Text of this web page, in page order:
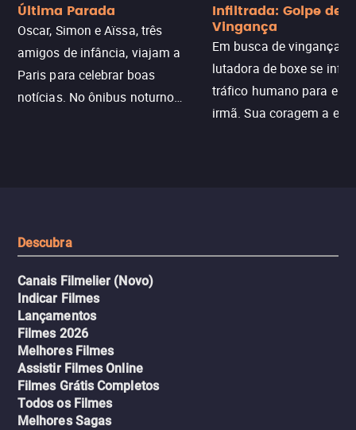
Última Parada
Oscar, Simon e Aïssa, três
amigos de infância, viajam a
Paris para celebrar boas
notícias. No ônibus noturno
Infiltrada: Golpe de
Vingança
Em busca de vingança,
lutadora de boxe se
tráfico humano para
irmã. Sua coragem a
Descubra
Canais Filmelier (Novo)
Indicar Filmes
Lançamentos
Filmes 2026
Melhores Filmes
Assistir Filmes Online
Filmes Grátis Completos
Todos os Filmes
Melhores Sagas